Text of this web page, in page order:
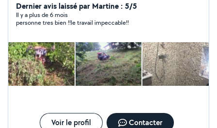
calicots, enduits, tapisserie, peinture et plein autre
chose Demandé je réponds à toutes vos demandes
Dernier avis laissé par Martine : 5/5
Il y a plus de 6 mois
personne tres bien !!le travail impeccable!!
Voir le profil Contacter